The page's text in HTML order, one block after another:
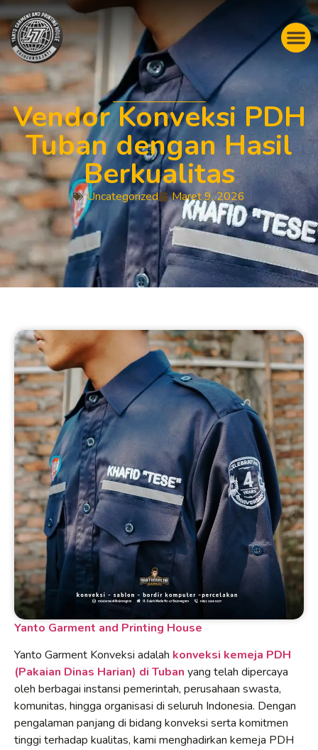
Vendor Konveksi PDH
Tuban dengan Hasil
Berkualitas
Uncategorized Maret 9, 2026
Yanto Garment and Printing House
Yanto Garment Konveksi adalah konveksi kemeja PDH
(Pakaian Dinas Harian) di Tuban yang telah dipercaya
oleh berbagai instansi pemerintah, perusahaan swasta,
komunitas, hingga organisasi di seluruh Indonesia. Dengan
pengalaman panjang di bidang konveksi serta komitmen
tinggi terhadap kualitas, kami menghadirkan kemeja PDH